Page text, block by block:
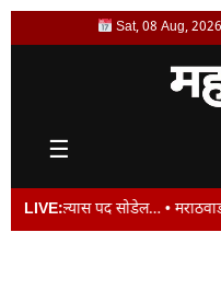
Skip
Sat, 08 Aug,
☰
LIVE:
पद सोडेल… • मराठवाड्यातील